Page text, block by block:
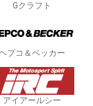
Gクラフト
プコ＆ベッカー
アイアールシー